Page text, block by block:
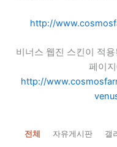
http://
비너스 웹진 스킨이 적
페이
http://
전체 자유게시판 갤